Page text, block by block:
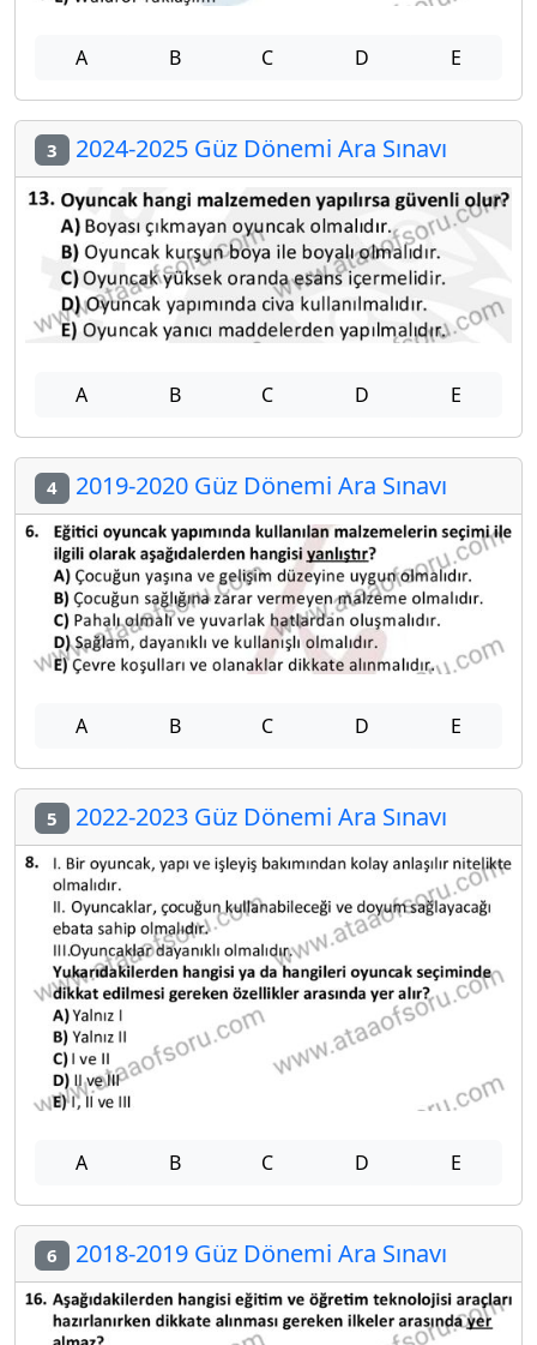
A B C D E
3 2024-2025 Güz Dönemi Ara Sınavı
A B C D E
4 2019-2020 Güz Dönemi Ara Sınavı
A B C D E
5 2022-2023 Güz Dönemi Ara Sınavı
A B C D E
6 2018-2019 Güz Dönemi Ara Sınavı